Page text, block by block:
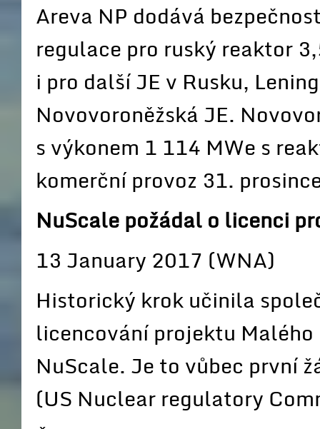
Areva NP dodává
regulace pro ruský reaktor
i pro další JE v Rusku,
Novovoroněžská JE.
s výkonem 1 114 MWe s
komerční provoz 31.
NuScale požádal o licenci
13 January 2017 (WNA)
Historický krok učinila
licencování projektu
NuScale. Je to vůbec první
(US Nuclear regulatory